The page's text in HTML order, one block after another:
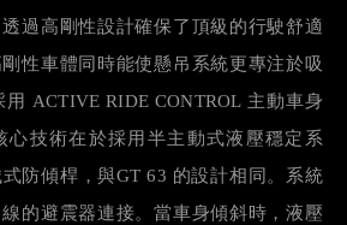
過高剛性設計確保了頂級的行駛舒適
性車體同時能使懸吊系統更專注於吸
用 ACTIVE RIDE CONTROL 主動車身
心技術在於採用半主動式液壓穩定系
防傾桿，與GT 63 的設計相同。系統
的避震器連接。當車身傾斜時，液壓